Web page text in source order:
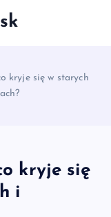
kryje się w starych
kryje się
i